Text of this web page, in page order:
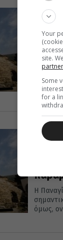
14 Ιουλίου
Η
όμως,
09 Μαΐου
μόνο
Η
όμως,
Your
site.
Some
for a